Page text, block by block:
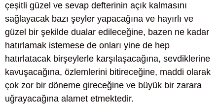
çeşitli güzel ve sevap defterinin açık kalmasını
sağlayacak bazı şeyler yapacağına ve hayırlı ve
güzel bir şekilde dualar edileceğine, bazen ne kadar
hatırlamak istemese de onları yine de hep
hatırlatacak birşeylerle karşılaşacağına, sevdiklerine
kavuşacağına, özlemlerini bitireceğine, maddi olarak
çok zor bir döneme gireceğine ve büyük bir zarara
uğrayacağına alamet etmektedir.